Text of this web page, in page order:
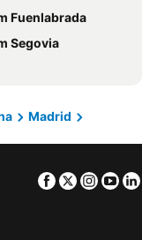
Fuenlabrada
Segovia
Madrid
Facebook
Twitter